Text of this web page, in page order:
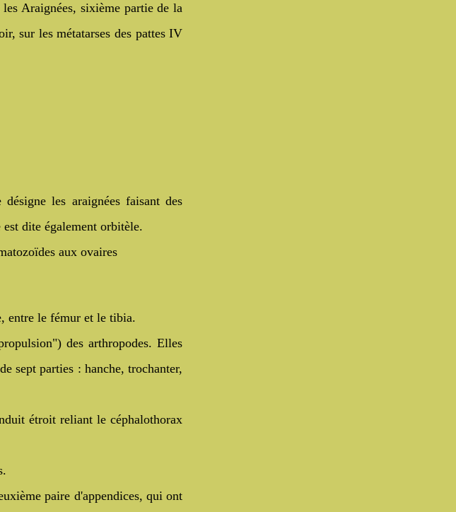
Araignées, sixième partie de la
sur les métatarses des pattes IV
les araignées faisant des
dite également orbitèle.
aux ovaires
entre le fémur et le tibia.
des arthropodes. Elles
sept parties : hanche, trochanter,
étroit reliant le céphalothorax
paire d'appendices, qui ont